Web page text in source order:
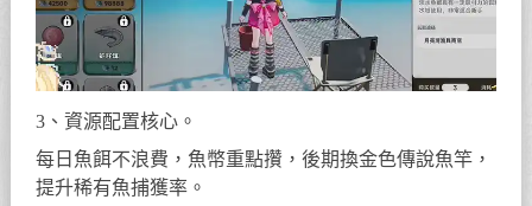
3、資源配置核心。
每日魚餌不浪費，魚幣重點攢，後期換金色傳說魚竿，
提升稀有魚捕獲率。